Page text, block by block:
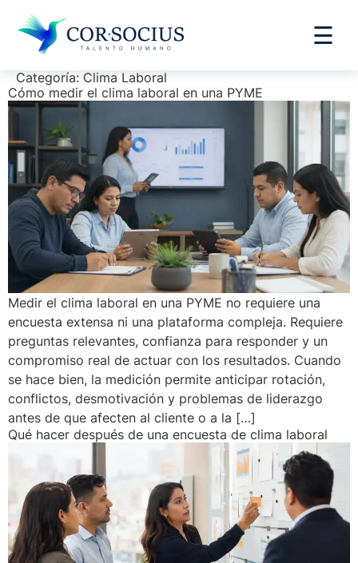
☰
Categoría: Clima Laboral
Cómo medir el clima laboral en una PYME
Medir el clima laboral en una PYME no requiere una
encuesta extensa ni una plataforma compleja. Requiere
preguntas relevantes, confianza para responder y un
compromiso real de actuar con los resultados. Cuando
se hace bien, la medición permite anticipar rotación,
conflictos, desmotivación y problemas de liderazgo
antes de que afecten al cliente o a la […]
Qué hacer después de una encuesta de clima laboral